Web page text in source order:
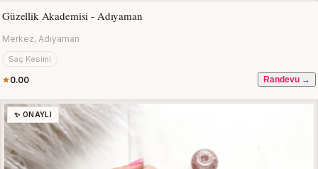
Güzellik Akademisi - Adıyaman
Merkez, Adıyaman
Saç Kesimi
0.00 Randevu →
✨ ONAYLI